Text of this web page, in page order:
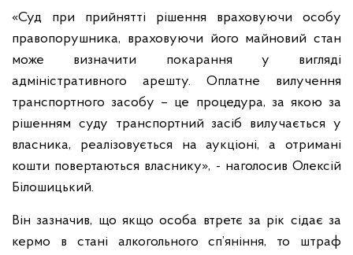
«Суд при прийнятті рішення враховуючи особу
правопорушника, враховуючи його майновий стан
може визначити покарання у вигляді
адміністративного арешту. Оплатне вилучення
транспортного засобу – це процедура, за якою за
рішенням суду транспортний засіб вилучається у
власника, реалізовується на аукціоні, а отримані
кошти повертаються власнику», - наголосив Олексій
Білошицький.
Він зазначив, що якщо особа втретє за рік сідає за
кермо в стані алкогольного сп’яніння, то штраф